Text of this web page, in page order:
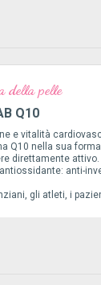
della pelle
Q10
e vitalità
Q10 nella sua
direttamente attivo.
anti-
gli atleti, i